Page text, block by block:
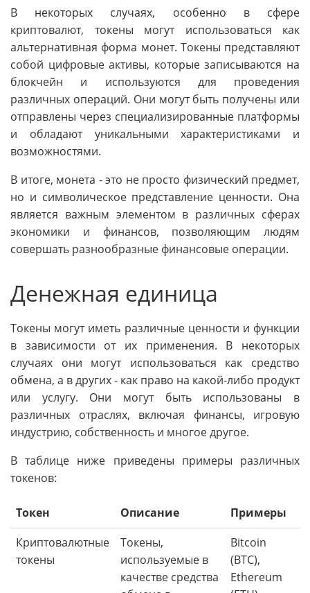
В некоторых случаях, особенно в сфере
криптовалют, токены могут использоваться как
альтернативная форма монет. Токены представляют
собой цифровые активы, которые записываются на
блокчейн и используются для проведения
различных операций. Они могут быть получены или
отправлены через специализированные платформы
и обладают уникальными характеристиками и
возможностями.
В итоге, монета - это не просто физический предмет,
но и символическое представление ценности. Она
является важным элементом в различных сферах
экономики и финансов, позволяющим людям
совершать разнообразные финансовые операции.
Денежная единица
Токены могут иметь различные ценности и функции
в зависимости от их применения. В некоторых
случаях они могут использоваться как средство
обмена, а в других - как право на какой-либо продукт
или услугу. Они могут быть использованы в
различных отраслях, включая финансы, игровую
индустрию, собственность и многое другое.
В таблице ниже приведены примеры различных
токенов:
Токен Описание
Примеры
Криптовалютные
токены
Токены,
используемые в
качестве средства
Bitcoin
(BTC),
Ethereum